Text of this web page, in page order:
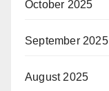
October 2025
September 2025
August 2025